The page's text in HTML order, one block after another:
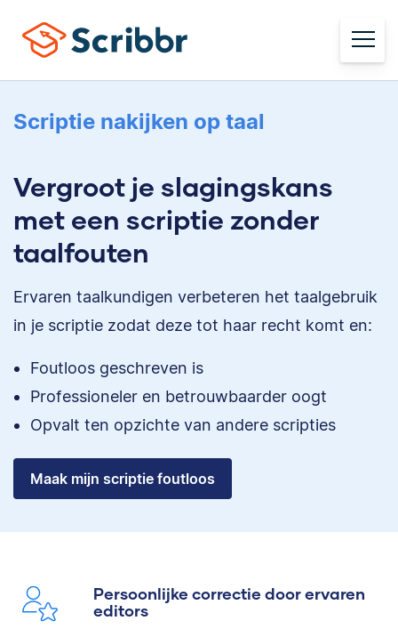
Scriptie nakijken op taal
Vergroot je slagingskans
met een scriptie zonder
taalfouten
Ervaren taalkundigen verbeteren het taalgebruik
in je scriptie zodat deze tot haar recht komt en:
Foutloos geschreven is
Professioneler en betrouwbaarder oogt
Opvalt ten opzichte van andere scripties
Maak mijn scriptie foutloos
Persoonlijke correctie door ervaren
editors